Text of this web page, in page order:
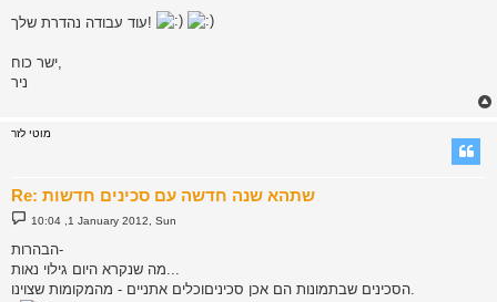
עוד עבודה נהדרת שלך!
ניר
מוטי לזר
Re: שתהא שנה חדשה עם סכינים חדשות
P
o
t
10:04 ,1 January 2012, Sun
הבהרות-
מה שנקרא היום גילוי נאות...
הסכינים שבתמונות הם אכן סכיניםוכלים אתניים - מהמקומות שצוינו.